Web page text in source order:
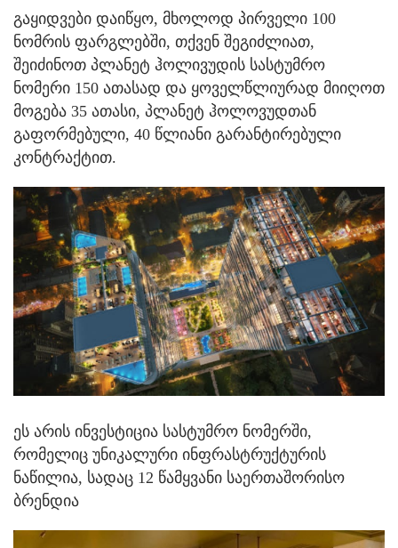
გაყიდვები დაიწყო, მხოლოდ პირველი 100
ნომრის ფარგლებში, თქვენ შეგიძლიათ,
შეიძინოთ პლანეტ ჰოლივუდის სასტუმრო
ნომერი 150 ათასად და ყოველწლიურად მიიღოთ
მოგება 35 ათასი, პლანეტ ჰოლოვუდთან
გაფორმებული, 40 წლიანი გარანტირებული
კონტრაქტით.
ეს არის ინვესტიცია სასტუმრო ნომერში,
რომელიც უნიკალური ინფრასტრუქტურის
ნაწილია, სადაც 12 წამყვანი საერთაშორისო
ბრენდია